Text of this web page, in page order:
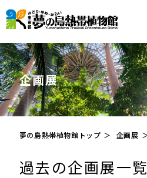
企画展
夢の島熱帯植物館トップ 企画展
過去の企画展一覧